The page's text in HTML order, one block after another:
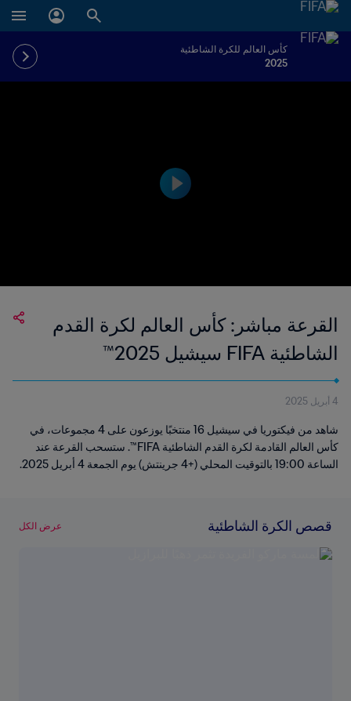
كأس العالم للكرة الشاطئية
2025
القرعة مباشر: كأس العالم لكرة القدم
الشاطئية FIFA سيشيل 2025™
4 أبريل 2025
شاهد من فيكتوريا في سيشيل 16 منتخبًا يوزعون على 4 مجموعات، في
كأس العالم القادمة لكرة القدم الشاطئية FIFA™. ستسحب القرعة عند
الساعة 19:00 بالتوقيت المحلي (+4 جرينتش) يوم الجمعة 4 أبريل 2025.
قصص الكرة الشاطئية عرض الكل